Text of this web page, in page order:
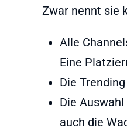
Zwar nennt sie
Alle
Eine
Die
Die
auch die